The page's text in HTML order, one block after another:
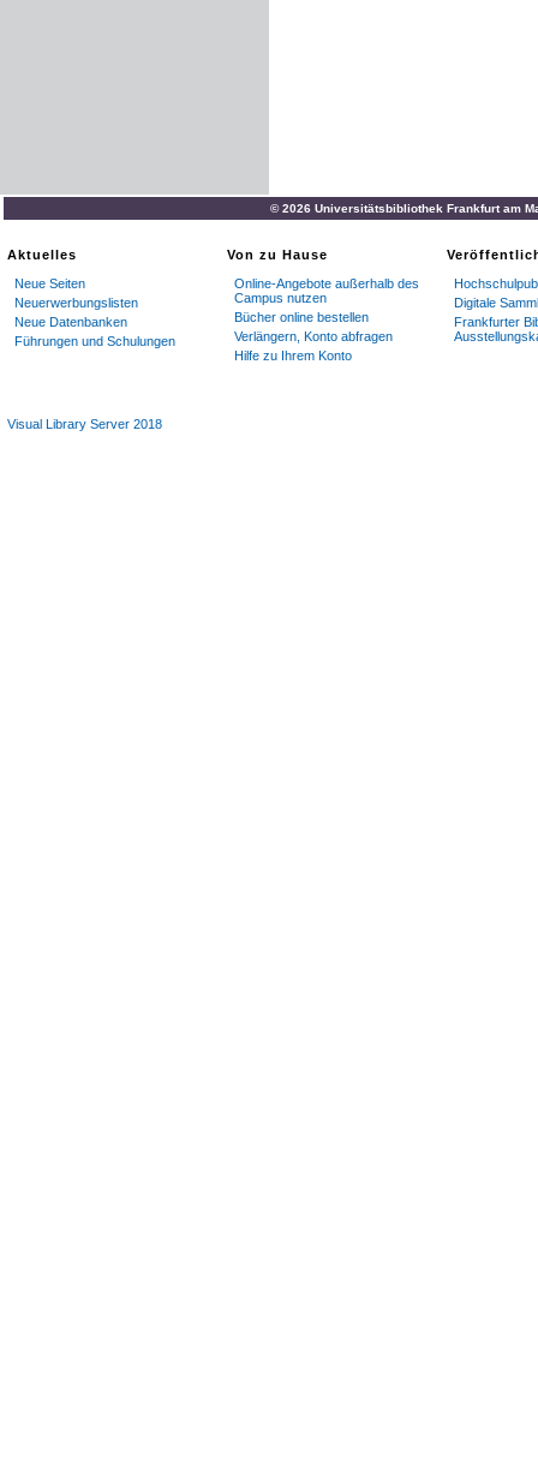
© 2026 Universitätsbibliothek Frankfurt am
Aktuelles
Neue Seiten
Neuerwerbungslisten
Neue Datenbanken
Führungen und Schulungen
Von zu Hause
Online-Angebote außerhalb des
Campus nutzen
Bücher online bestellen
Verlängern, Konto abfragen
Hilfe zu Ihrem Konto
Digitale
Frankfurter
Visual Library Server 2018